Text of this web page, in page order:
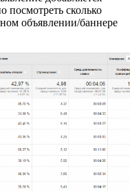
посмотреть сколько
объявлении/баннере